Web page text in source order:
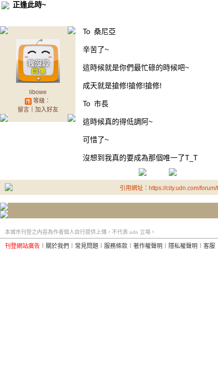
正逢此時~
libowe
等級：
留言｜ 加入好友
To 桑尼亞
辛苦了~
這時候就是你們最忙碌的時候吧~
成天就是搶修!搶修!搶修!
To 市長
這時候真的得低調阿~
可惜了~
沒想到我真的要成為那個唯一了T_T
引用網址：https://city.udn.com/
本城市刊登之內容為作者個人自行提供上傳，不代表 udn 立場。
刊登網站廣告 關於我們 常見問題 服務條款 著作權聲明 隱私權聲明 客服